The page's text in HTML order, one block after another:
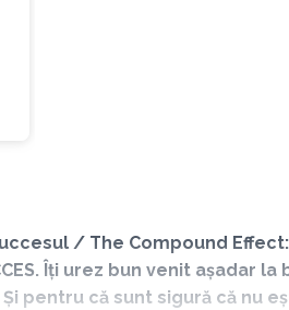
/ The Compound
Îți urez bun venit așadar
pentru că sunt sigură că nu